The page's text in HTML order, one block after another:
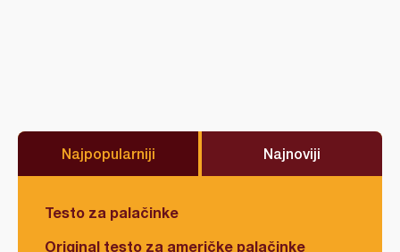
Najpopularniji Najnoviji
Testo za palačinke
Original testo za američke palačinke